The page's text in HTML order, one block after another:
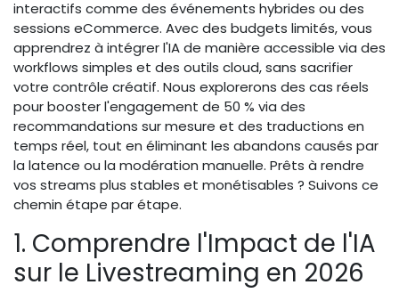
interactifs comme des événements hybrides ou des
sessions eCommerce. Avec des budgets limités, vous
apprendrez à intégrer l'IA de manière accessible via des
workflows simples et des outils cloud, sans sacrifier
votre contrôle créatif. Nous explorerons des cas réels
pour booster l'engagement de 50 % via des
recommandations sur mesure et des traductions en
temps réel, tout en éliminant les abandons causés par
la latence ou la modération manuelle. Prêts à rendre
vos streams plus stables et monétisables ? Suivons ce
chemin étape par étape.
1. Comprendre l'Impact de l'IA
sur le Livestreaming en 2026